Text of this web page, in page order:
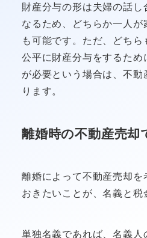
財産分与の形は夫婦の話し
なるため、どちらか一人
も可能です。ただ、どちら
公平に財産分与をするため
が必要という場合は、不
ります。
離婚時の不動産売却
離婚によって不動産売却を
おきたいことが、名義と税
単独名義であれば、名義人